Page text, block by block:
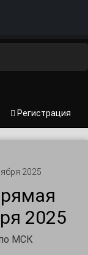
Регистрация
2025
2025
МСК